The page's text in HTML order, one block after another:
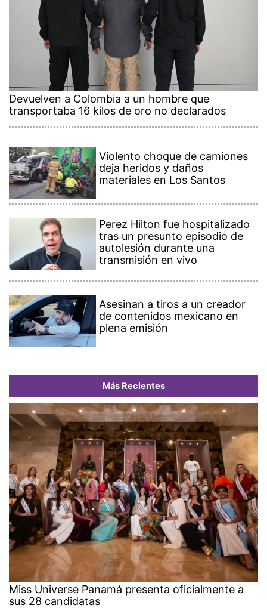
Devuelven a Colombia a un hombre que
transportaba 16 kilos de oro no declarados
Violento choque de camiones
deja heridos y daños
materiales en Los Santos
Perez Hilton fue hospitalizado
tras un presunto episodio de
autolesión durante una
transmisión en vivo
Asesinan a tiros a un creador
de contenidos mexicano en
plena emisión
Más Recientes
Miss Universe Panamá presenta oficialmente a
sus 28 candidatas